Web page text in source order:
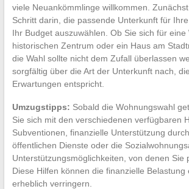
viele Neuankömmlinge willkommen.
Schritt darin, die passende Unterkunft für
Ihr Budget auszuwählen. Ob Sie sich für eine
historischen Zentrum oder ein Haus am
die Wahl sollte nicht dem Zufall überlassen
sorgfältig über die Art der Unterkunft nach,
Erwartungen entspricht.
Umzugstipps: Sobald die Wohnungswahl
Sie sich mit den verschiedenen verfügbaren
Subventionen, finanzielle Unterstützung
öffentlichen Dienste oder die
Unterstützungsmöglichkeiten, von denen Sie
Diese Hilfen können die finanzielle Belastung
erheblich verringern.